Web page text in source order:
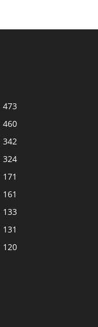
473
460
342
324
171
161
133
131
120